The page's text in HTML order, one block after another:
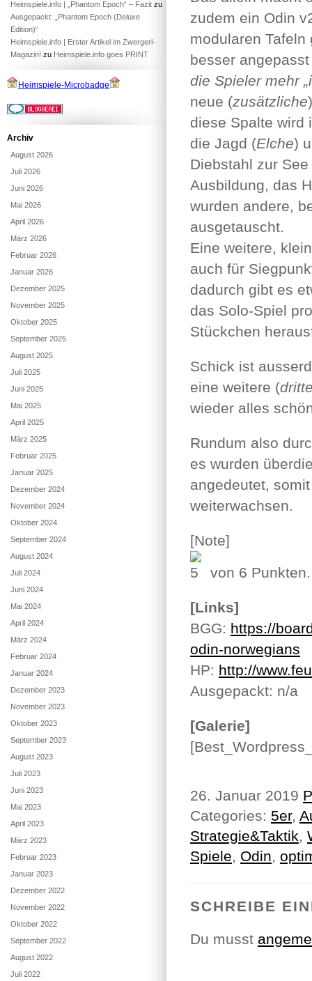
zudem ein Odin
modularen
besser
die Spieler mehr
neue (zusätzliche
diese Spalte wird
die Jagd (Elche)
Diebstahl zur
Ausbildung, das
wurden andere,
ausgetauscht.
Eine weitere,
auch für
dadurch gibt es
das Solo-Spiel
Stückchen
Schick ist
eine weitere (
wieder alles
Rundum also
es wurden
angedeutet,
weiterwachsen.
[Note]
von 6 Punkten.
[Links]
BGG: https://
odin-norwegians
HP: http://
Ausgepackt: n/a
[Galerie]
26. Januar 2019
Categories: 5er,
Strategie&Taktik,
Spiele, Odin,
SCHREIBE
Du musst
Heimspiele.info | „Phantom Epoch“ – Fazit zu
Ausgepackt: „Phantom Epoch (Deluxe
Edition)“
Heimspiele.info | Erster Artikel im Zwergerl-
Magazin! zu Heimspiele.info goes PRINT
Heimspiele-Microbadge
Archiv
August 2026
Juli 2026
Juni 2026
Mai 2026
April 2026
März 2026
Februar 2026
Januar 2026
Dezember 2025
November 2025
Oktober 2025
September 2025
August 2025
Juli 2025
Juni 2025
Mai 2025
April 2025
März 2025
Februar 2025
Januar 2025
Dezember 2024
November 2024
Oktober 2024
September 2024
August 2024
Juli 2024
Juni 2024
Mai 2024
April 2024
März 2024
Februar 2024
Januar 2024
Dezember 2023
November 2023
Oktober 2023
September 2023
August 2023
Juli 2023
Juni 2023
Mai 2023
April 2023
März 2023
Februar 2023
Januar 2023
Dezember 2022
November 2022
Oktober 2022
September 2022
August 2022
Juli 2022